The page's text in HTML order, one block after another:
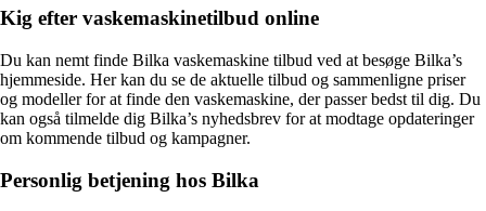
Kig efter vaskemaskinetilbud online
Du kan nemt finde Bilka vaskemaskine tilbud ved at besøge Bilka’s
hjemmeside. Her kan du se de aktuelle tilbud og sammenligne priser
og modeller for at finde den vaskemaskine, der passer bedst til dig. Du
kan også tilmelde dig Bilka’s nyhedsbrev for at modtage opdateringer
om kommende tilbud og kampagner.
Personlig betjening hos Bilka